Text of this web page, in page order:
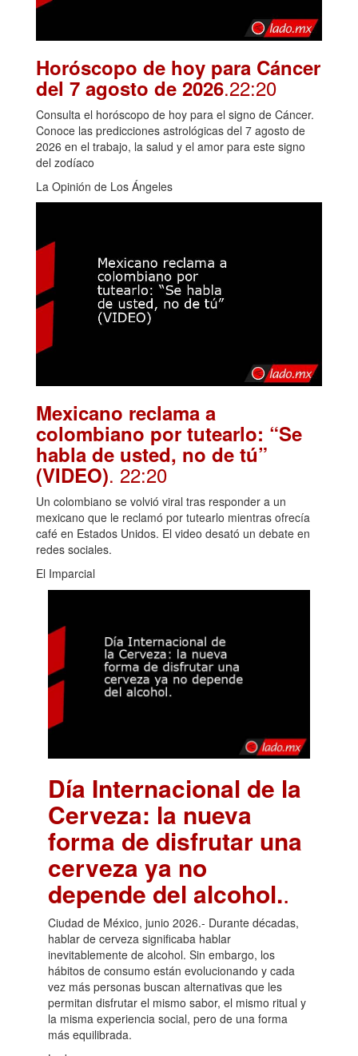
Horóscopo de hoy para Cáncer
del 7 agosto de 2026.22:20
Consulta el horóscopo de hoy para el signo de Cáncer.
Conoce las predicciones astrológicas del 7 agosto de
2026 en el trabajo, la salud y el amor para este signo
del zodíaco
La Opinión de Los Ángeles
Mexicano reclama a
colombiano por tutearlo: “Se
habla de usted, no de tú”
(VIDEO). 22:20
Un colombiano se volvió viral tras responder a un
mexicano que le reclamó por tutearlo mientras ofrecía
café en Estados Unidos. El video desató un debate en
redes sociales.
El Imparcial
Día Internacional de la
Cerveza: la nueva
forma de disfrutar una
cerveza ya no
depende del alcohol..
Ciudad de México, junio 2026.- Durante décadas,
hablar de cerveza significaba hablar
inevitablemente de alcohol. Sin embargo, los
hábitos de consumo están evolucionando y cada
vez más personas buscan alternativas que les
permitan disfrutar el mismo sabor, el mismo ritual y
la misma experiencia social, pero de una forma
más equilibrada.